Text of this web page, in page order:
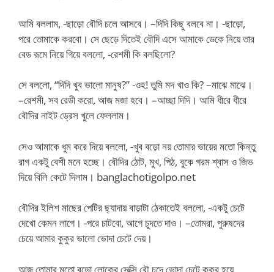
আমি বললাম, -ছাড়ো বৌদি চলে আসবে। –দিদি কিছু বলবে না। -ছাড়ো,
পরে তোমাকে করবো। সে ছেড়ে দিতেই বৌদি এসে আমাকে ডেকে নিয়ে তার
বেড রূমে নিয়ে গিয়ে বললো, -রেশমী কি বলছিলো?
সে বললো, “দিদি খুব ভালো মানুষ?” -ওহ! তুমি মদ খাও কি? –মাঝে মাঝে।
–রেশমী, সব রেডী করো, আজ মজা হবে। –আচ্ছা দিদি। আমি ধীরে ধীরে
বৌদির নাইট ড্রেস খুলে ফেললাম।
সেও আমাকে ধুম করে দিয়ে বললো, -খুব বড়ো নয় তোমার ভায়ের মতো কিন্তু
রাগ একটু বেশী মনে হচ্ছে। বৌদির ঠোট, মুখ, পিঠ, বুকে গরম শ্বাস ও জিভ
দিয়ে বিলি কেটে দিলাম। banglachotigolpo.net
বৌদির ইলিশ মাছের পেটির ছ্যাদায় বাড়াটা ঠেকাতেই বললো, -একটু চেটে
দেখো কেমন লাগে। -পরে চাটবো, আগে চুদতে দাও। –তোমরা, পুরুষদের
চেয়ে আমার কুকুর ভালো ভোদা চেটে দেয়।
আজ তোমার মতো বড়ো লোকের সেক্সি বৌ চুদে ভোদা চেটে কুকুর হয়ে